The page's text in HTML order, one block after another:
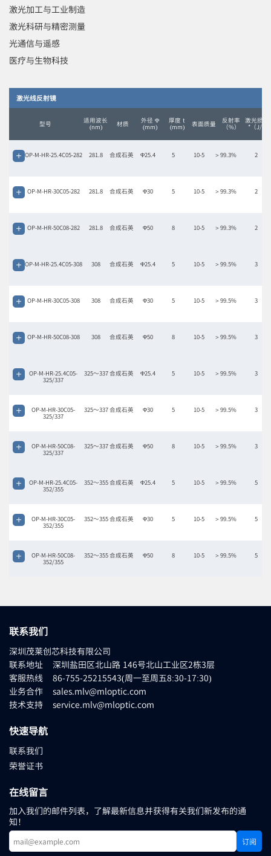
激光加工与工业制造
激光科研与精密测量
光通信与遥感
医疗与生物科技
激光线反射镜
型号 适用波长
(nm) 材质 外径 Φ
(mm)
厚度 t
(mm) 表面质量 反射率
（%）
激光损伤
*（J/
OP-M-HR-25.4C05-282 281.8 合成石英 Φ25.4 5 10-5 ＞99.3% 2
OP-M-HR-30C05-282 281.8 合成石英 Φ30 5 10-5 ＞99.3% 2
OP-M-HR-50C08-282 281.8 合成石英 Φ50 8 10-5 ＞99.3% 2
OP-M-HR-25.4C05-308 308 合成石英 Φ25.4 5 10-5 ＞99.5% 3
OP-M-HR-30C05-308 308 合成石英 Φ30 5 10-5 ＞99.5% 3
OP-M-HR-50C08-308 308 合成石英 Φ50 8 10-5 ＞99.5% 3
OP-M-HR-25.4C05-
325/337
325〜337合成石英 Φ25.4 5 10-5 ＞99.5% 3
OP-M-HR-30C05-
325/337
325〜337合成石英 Φ30 5 10-5 ＞99.5% 3
OP-M-HR-50C08-
325/337
325〜337合成石英 Φ50 8 10-5 ＞99.5% 3
OP-M-HR-25.4C05-
352/355
352～355合成石英 Φ25.4 5 10-5 ＞99.5% 5
OP-M-HR-30C05-
352/355
352～355合成石英 Φ30 5 10-5 ＞99.5% 5
OP-M-HR-50C08-
352/355
352～355合成石英 Φ50 8 10-5 ＞99.5% 5
联系我们
深圳茂莱创芯科技有限公司
联系地址 深圳盐田区北山路 146号北山工业区2栋3层
客服热线 86-755-25215543(周一至周五8:30-17:30)
业务合作 sales.mlv@mloptic.com
技术支持 service.mlv@mloptic.com
快速导航
联系我们
荣誉证书
在线留言
加入我们的邮件列表，了解最新信息并获得有关我们新发布的通
知！
订阅